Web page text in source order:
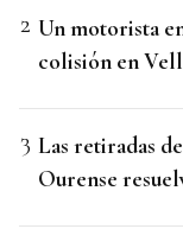
Un motorista
colisión en
Las retiradas
Ourense